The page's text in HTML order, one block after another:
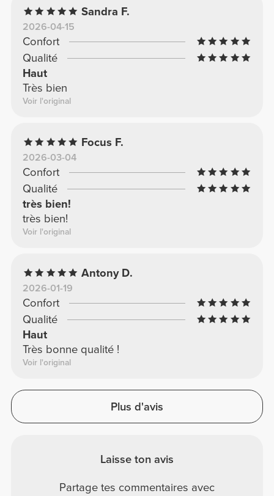
Sandra F.
2026-04-15
Confort
Qualité
Haut
Très bien
Voir l'original
Focus F.
2026-03-04
Confort
Qualité
très bien!
très bien!
Voir l'original
Antony D.
2026-01-19
Confort
Qualité
Haut
Très bonne qualité !
Voir l'original
Plus d'avis
Laisse ton avis
Partage tes commentaires avec